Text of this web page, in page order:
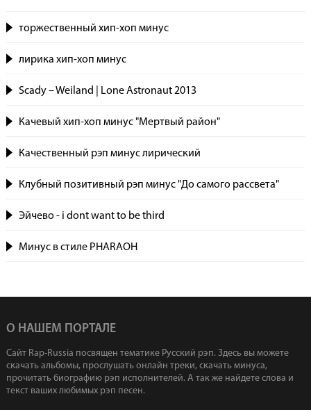
торжественный хип-хоп минус
лирика хип-хоп минус
Scady – Weiland | Lone Astronaut 2013
Качевый хип-хоп минус "Мертвый район"
Качественный рэп минус лирический
Клубный позитивный рэп минус "До самого рассвета"
Эйчево - i dont want to be third
Минус в стиле PHARAOH
О НАШЕМ ПОРТАЛЕ
Сайт Rap-Russia посвящен тематике Русский рэп. Здесь вы можете
скачать альбомы, прослушать онлайн треки, скачать минуса,
прочитать биографию рэп исполнителей. А так же найдете слова и
текст ваших любимых рэп песен.